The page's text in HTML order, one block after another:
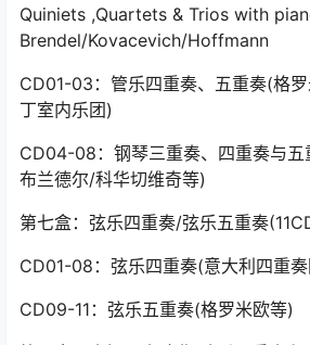
Quiniets ,Quartets & Trios with
Brendel/Kovacevich/Hoffmann
CD01-03：管乐四重奏、五重奏(格
丁室内乐团)
CD04-08：钢琴三重奏、四重奏与
布兰德尔/科华切维奇等)
第七盒：弦乐四重奏/弦乐五重奏
CD01-08：弦乐四重奏(意大利四重
CD09-11：弦乐五重奏(格罗米欧等)